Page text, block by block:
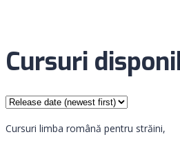
Cursuri
Cursuri limba română pentru străini,